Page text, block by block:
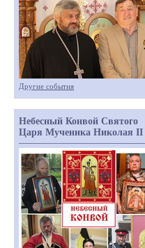
Другие события
Небесный Конвой Святого
Царя Мученика Николая II